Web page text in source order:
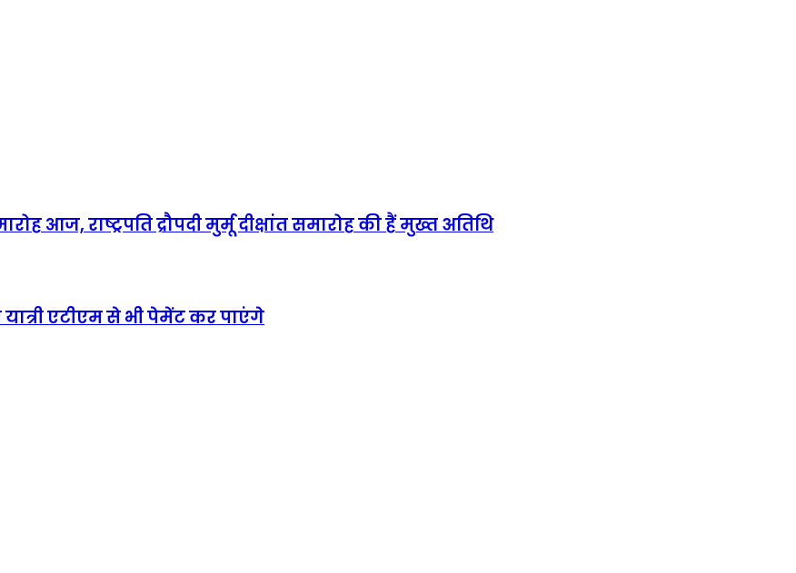
आज, राष्ट्रपति द्रौपदी मुर्मू दीक्षांत समारोह की हैं मुख्त अतिथि
एटीएम से भी पेमेंट कर पाएंगे